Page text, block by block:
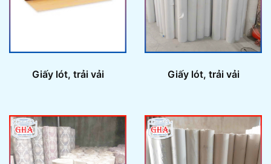
Giấy lót, trải vải Giấy lót, trải vải